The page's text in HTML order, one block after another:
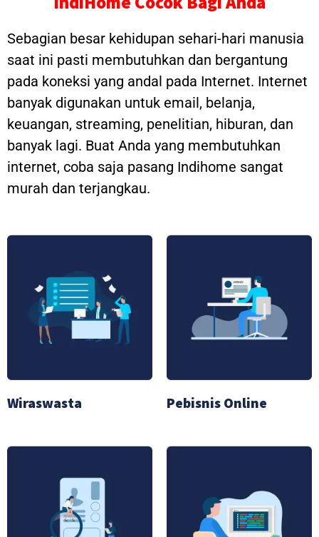
Sebagian besar kehidupan sehari-hari manusia
saat ini pasti membutuhkan dan bergantung
pada koneksi yang andal pada Internet. Internet
banyak digunakan untuk email, belanja,
keuangan, streaming, penelitian, hiburan, dan
banyak lagi. Buat Anda yang membutuhkan
internet, coba saja pasang Indihome sangat
murah dan terjangkau.
Wiraswasta Pebisnis Online